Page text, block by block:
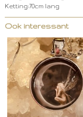
Ketting:70cm lang
Ook interessant